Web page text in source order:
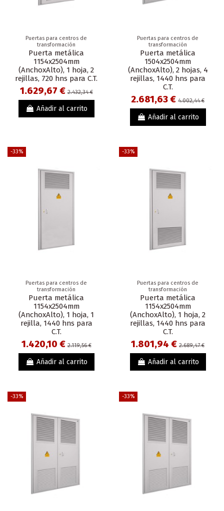
Puertas para centros de
transformación
Puerta metálica
1154x2504mm
(AnchoxAlto), 1 hoja, 2
rejillas, 720 hns para C.T.
1.629,67 €2.432,34 €
Añadir al carrito
Puertas para centros de
transformación
Puerta metálica
1504x2504mm
(AnchoxAlto), 2 hojas, 4
rejillas, 1440 hns para
C.T.
2.681,63 € 4.002,44 €
Añadir al carrito
-33%
Puertas para centros de
transformación
Puerta metálica
1154x2504mm
(AnchoxAlto), 1 hoja, 1
rejilla, 1440 hns para
C.T.
1.420,10 €2.119,56 €
Añadir al carrito
-33%
Puertas para centros de
transformación
Puerta metálica
1154x2504mm
(AnchoxAlto), 1 hoja, 2
rejillas, 1440 hns para
C.T.
1.801,94 € 2.689,47 €
Añadir al carrito
-33% -33%